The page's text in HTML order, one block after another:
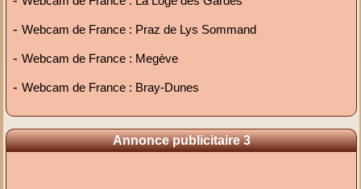
-Webcam de France : Praz de Lys Sommand
-Webcam de France : Megève
-Webcam de France : Bray-Dunes
Annonce publicitaire 3